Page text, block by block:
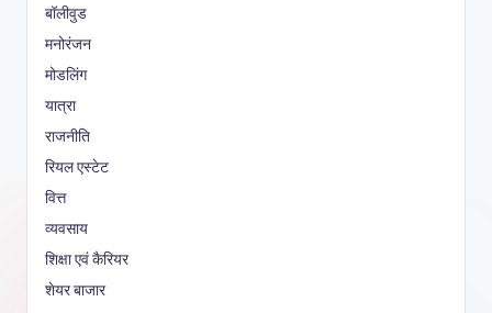
बॉलीवुड
मनोरंजन
मोडलिंग
यात्रा
राजनीति
रियल एस्टेट
वित्त
व्यवसाय
शिक्षा एवं कैरियर
शेयर बाजार